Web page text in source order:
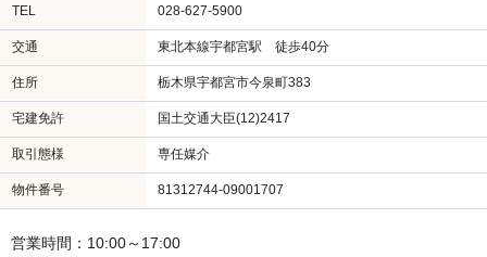
TEL 028-627-5900
交通 東北本線宇都宮駅 徒歩40分
住所 栃木県宇都宮市今泉町383
宅建免許 国土交通大臣(12)2417
取引態様 専任媒介
物件番号 81312744-09001707
営業時間：10:00～17:00